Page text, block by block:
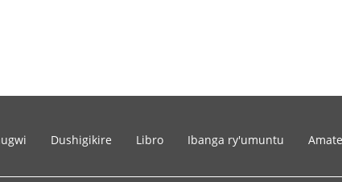
Dushigikire Libro Ibanga ry'umuntu